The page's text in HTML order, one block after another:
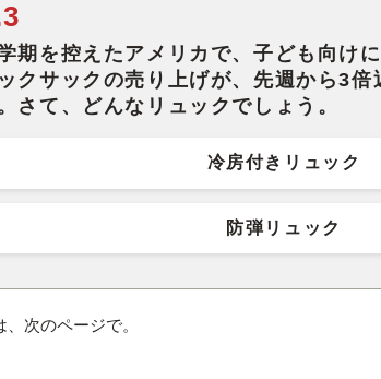
期を控えたアメリカで、子ども向け
クサックの売り上げが、先週から3倍
さて、どんなリュックでしょう。
冷房付きリュック
防弾リュック
、次のページで。